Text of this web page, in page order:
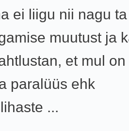
ei liigu nii nagu
muutust ja
et mul on
paralüüs ehk
...